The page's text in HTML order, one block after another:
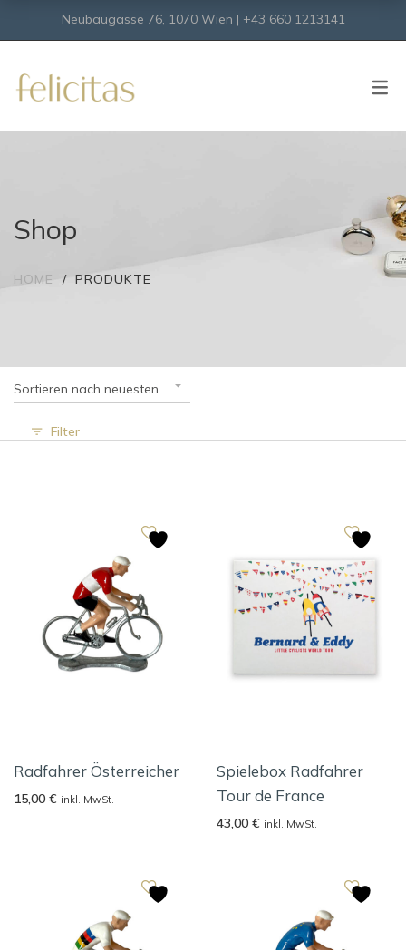
Neubaugasse 76, 1070 Wien | +43 660 1213141
Shop
HOME PRODUKTE
Sortieren nach neuesten
Filter
Radfahrer Österreicher
15,00 € inkl. MwSt.
Spielebox Radfahrer
Tour de France
43,00 € inkl. MwSt.